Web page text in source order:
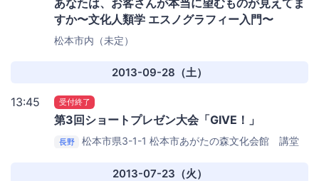
すか〜文化人類学 エスノグラフィー入門〜
松本市内（未定）
2013-09-28（土）
13:45 受付終了
第3回ショートプレゼン大会「GIVE！」
長野 松本市県3-1-1 松本市あがたの森文化会館 講堂
2013-07-23（火）